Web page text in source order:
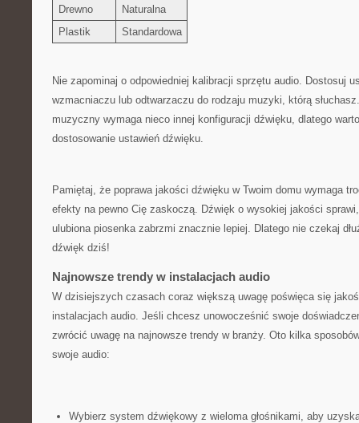
Drewno
Naturalna
Plastik
Standardowa
Nie ⁣zapominaj o ​odpowiedniej kalibracji sprzętu audio. ‍Dostosuj
wzmacniaczu lub ⁤odtwarzaczu do rodzaju⁤ muzyki, ⁣którą
muzyczny wymaga ⁢nieco innej konfiguracji dźwięku, dlatego
dostosowanie ustawień ‍dźwięku.
Pamiętaj, że poprawa jakości dźwięku w Twoim domu ​wymaga
efekty na⁣ pewno ⁣Cię ⁣zaskoczą. Dźwięk o wysokiej jakości
⁢ulubiona‍ piosenka zabrzmi znacznie⁤ lepiej. Dlatego nie czekaj
dźwięk dziś!
Najnowsze trendy⁤ w‌ instalacjach ‌audio
W dzisiejszych czasach ‍coraz większą ‍uwagę poświęca ⁣się
instalacjach ⁢audio.‍ Jeśli chcesz​ unowocześnić swoje
zwrócić uwagę na ‌najnowsze⁢ trendy w branży.​ Oto kilka
swoje ‌audio:
Wybierz system dźwiękowy z ⁤wieloma głośnikami, ⁤aby